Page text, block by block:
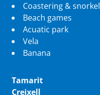
Coastering & snorkel
Beach games
Acuatic park
Vela
Banana
Tamarit
Creixell